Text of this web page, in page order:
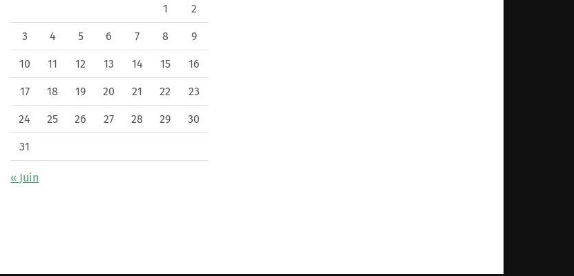
1 2
3 4 5 6 7 8 9
10 11 12 13 14 15 16
17 18 19 20 21 22 23
24 25 26 27 28 29 30
31
« Juin